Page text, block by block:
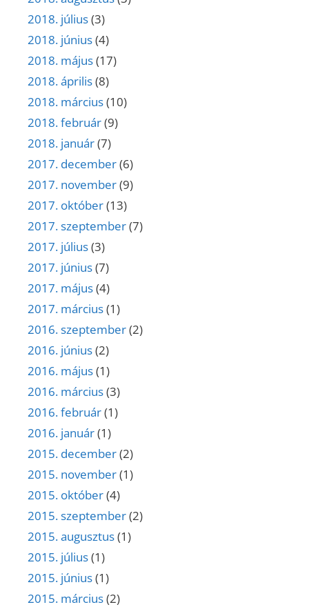
2018. július(3)
2018. június(4)
2018. május(17)
2018. április(8)
2018. március(10)
2018. február(9)
2018. január(7)
2017. december(6)
2017. november(9)
2017. október(13)
2017. szeptember(7)
2017. július(3)
2017. június(7)
2017. május(4)
2017. március(1)
2016. szeptember(2)
2016. június(2)
2016. május(1)
2016. március(3)
2016. február(1)
2016. január(1)
2015. december(2)
2015. november(1)
2015. október(4)
2015. szeptember(2)
2015. augusztus(1)
2015. július(1)
2015. június(1)
2015. március(2)